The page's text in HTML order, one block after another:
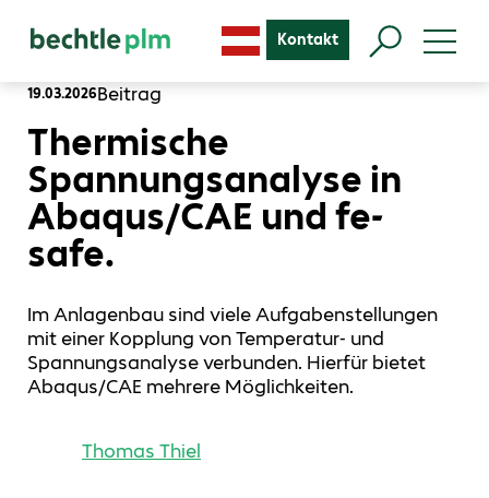
Kontakt
19.03.2026Beitrag
Thermische
Spannungsanalyse in
Abaqus/CAE und fe-
safe.
Im Anlagenbau sind viele Aufgabenstellungen
mit einer Kopplung von Temperatur- und
Spannungsanalyse verbunden. Hierfür bietet
Abaqus/CAE mehrere Möglichkeiten.
Thomas Thiel